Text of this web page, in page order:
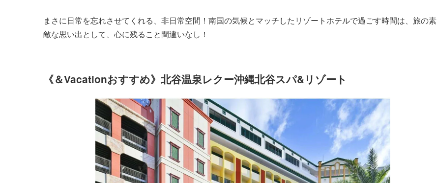
まさに日常を忘れさせてくれる、非日常空間！南国の気候とマッチしたリゾートホテルで過ごす時間は、旅の素
敵な思い出として、心に残ること間違いなし！
《＆Vacationおすすめ》北谷温泉レクー沖縄北谷スパ&リゾート